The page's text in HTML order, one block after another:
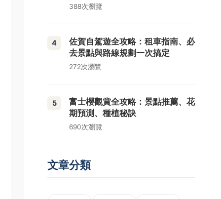
388次瀏覽
4
佐賀自駕遊全攻略：租車指南、必
去景點與路線規劃一次搞定
272次瀏覽
5
富士櫻觀賞全攻略：景點推薦、花
期預測、種植秘訣
690次瀏覽
文章分類